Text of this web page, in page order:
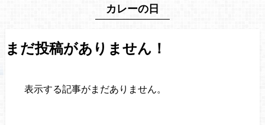
カレーの日
まだ投稿がありません！
表示する記事がまだありません。